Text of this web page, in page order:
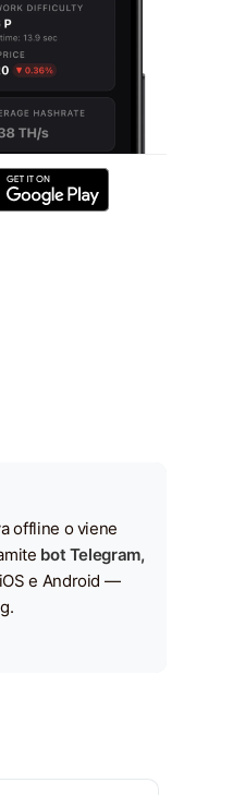
offline o viene
bot Telegram,
e Android —